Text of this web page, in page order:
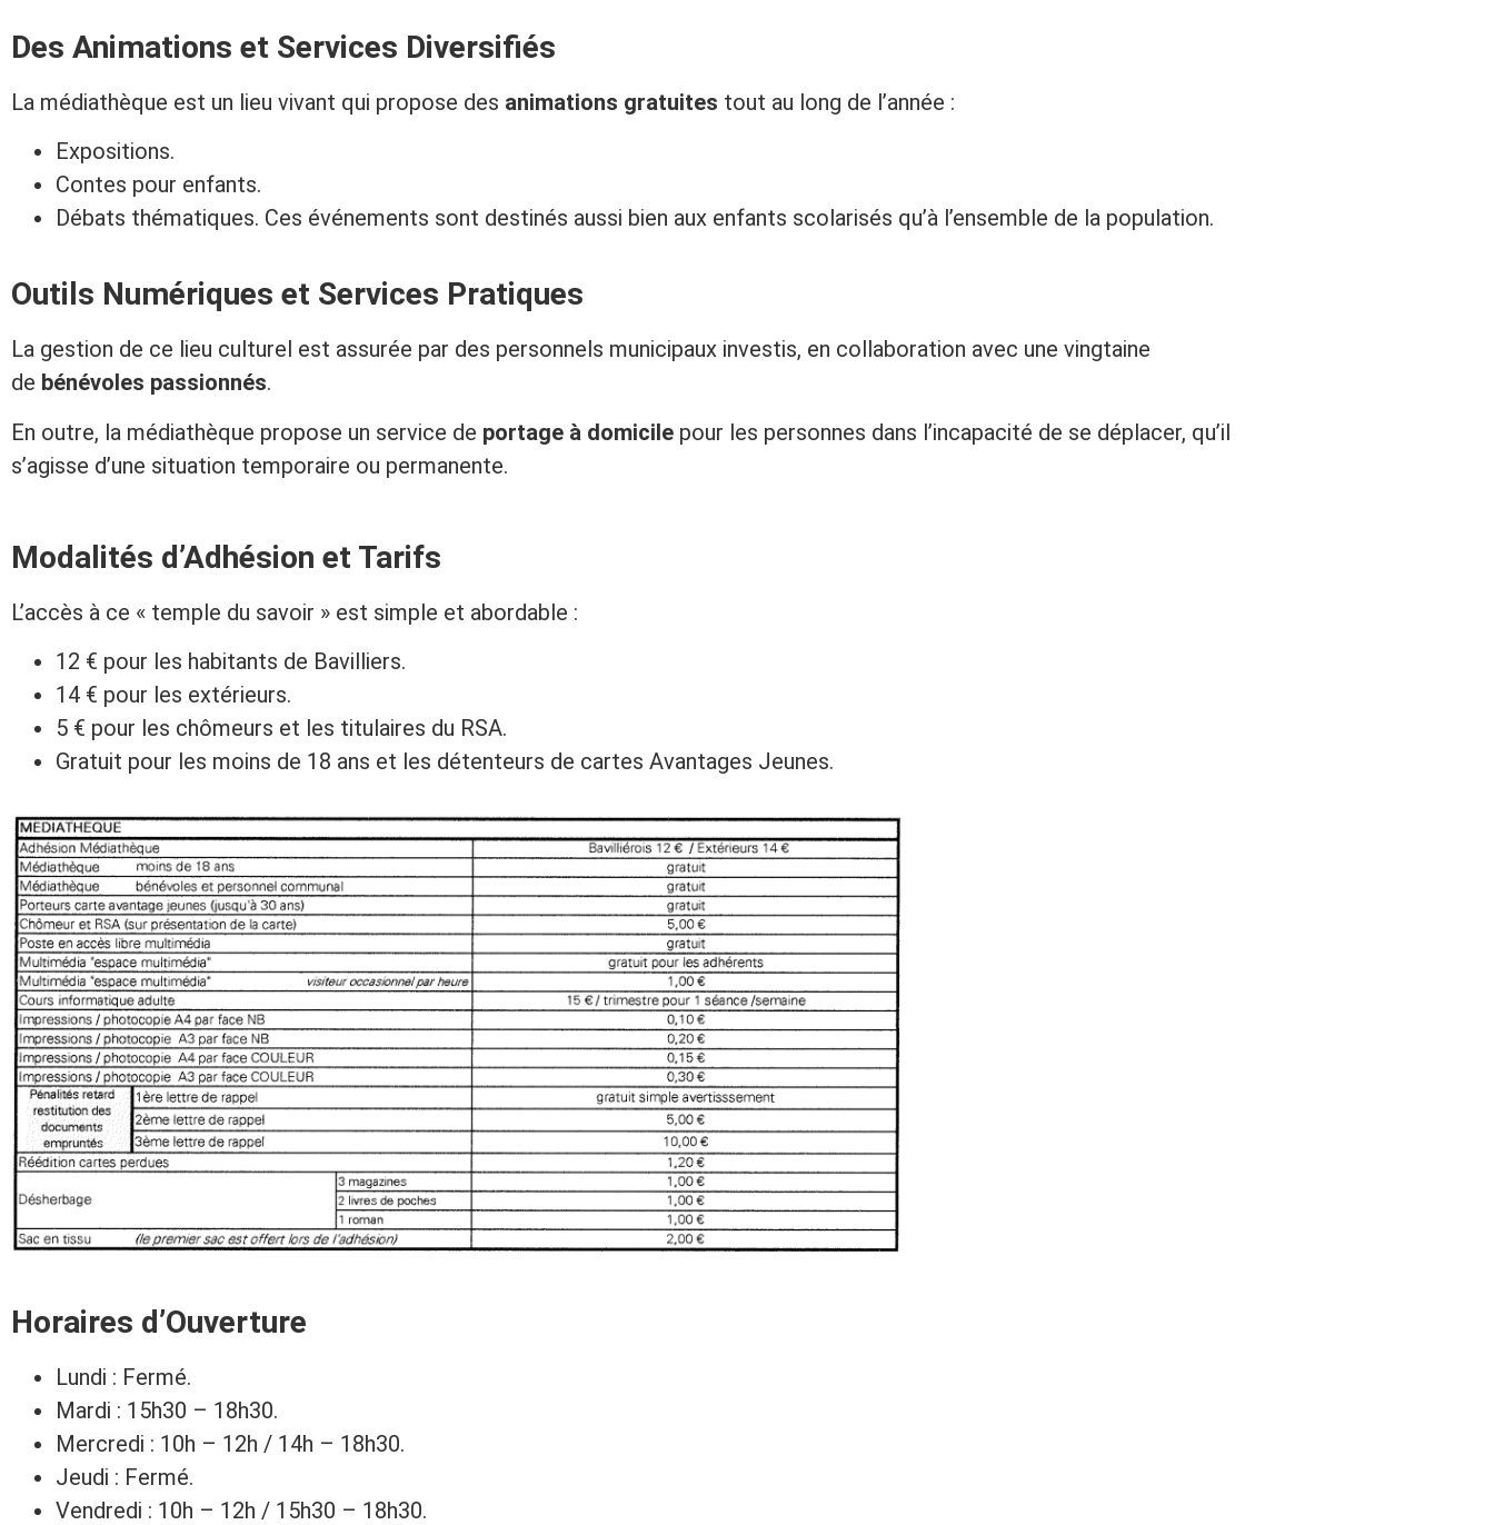
Des Animations et Services Diversifiés
La médiathèque est un lieu vivant qui propose des animations gratuites tout au long de l’année :
Expositions.
Contes pour enfants.
Débats thématiques. Ces événements sont destinés aussi bien aux enfants scolarisés qu’à l’ensemble de la population.
Outils Numériques et Services Pratiques
La gestion de ce lieu culturel est assurée par des personnels municipaux investis, en collaboration avec une vingtaine
de bénévoles passionnés.
En outre, la médiathèque propose un service de portage à domicile pour les personnes dans l’incapacité de se déplacer, qu’il
s’agisse d’une situation temporaire ou permanente.
Modalités d’Adhésion et Tarifs
L’accès à ce « temple du savoir » est simple et abordable :
12 € pour les habitants de Bavilliers.
14 € pour les extérieurs.
5 € pour les chômeurs et les titulaires du RSA.
Gratuit pour les moins de 18 ans et les détenteurs de cartes Avantages Jeunes.
Horaires d’Ouverture
Lundi : Fermé.
Mardi : 15h30 – 18h30.
Mercredi : 10h – 12h / 14h – 18h30.
Jeudi : Fermé.
Vendredi : 10h – 12h / 15h30 – 18h30.